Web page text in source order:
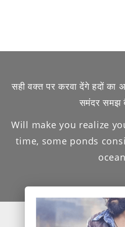
सही वक्त पर करवा देंगे हदों
समंदर समझ
Will make you realize
time, some ponds